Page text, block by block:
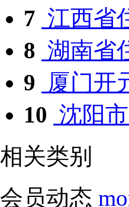
7 江西省
8 湖南省
9
厦门开
10 沈阳
相关类别
会员动态